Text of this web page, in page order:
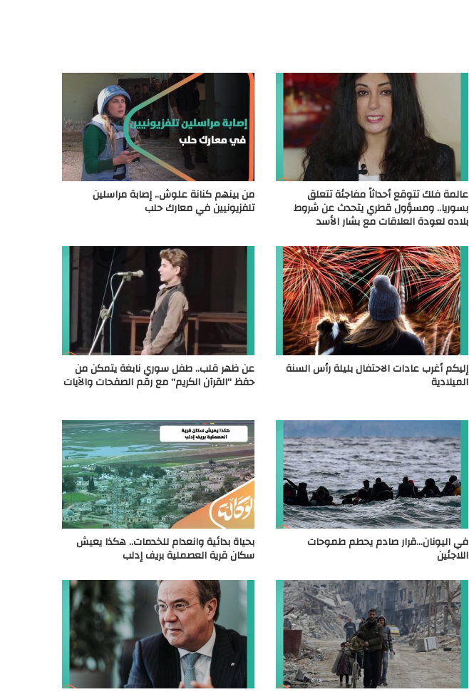
عالمة فلك تتوقع أحداثاً مفاجئة تتعلق
بسوريا.. ومسؤول قطري يتحدث عن شروط
بلاده لعودة العلاقات مع بشار الأسد
من بينهم كنانة علوش.. إصابة مراسلين
تلفزيونيين في معارك حلب
إليكم أغرب عادات الاحتفال بليلة رأس السنة
الميلادية
عن ظهر قلب.. طفل سوري نابغة يتمكن من
حفظ “القرآن الكريم” مع رقم الصفحات والآيات
في اليونان…قرار صادم يحطم طموحات
اللاجئين
بحياة بدائية وانعدام للخدمات.. هكذا يعيش
سكان قرية العصملية بريف إدلب